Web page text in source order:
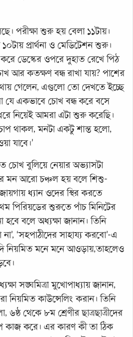
পরীক্ষা শুরু হয় বেলা ১১টায়।
প্রার্থনা ও মেডিটেশন শুরু।
করে ডেস্কের ওপরে দুহাত রেখে পিঠ
আর কতক্ষণ বন্ধ রাখা যায়? পাশের
গেলেন, এগুলো তো দেখতে ইচ্ছে
যে একভাবে চোখ বন্ধ করে বসে
নিয়েই আমরা এটা শুরু করেছি।
থাকল, মনটা একটু শান্ত হলো,
যাবে।’
চোখ বুলিয়ে নেয়ার অভ্যাসটা
মন আরো চঞ্চল হয় বলে শিশু-
ধ্যান ওদের স্থির করতে
পিরিয়ডের শুরুতে পাঁচ মিনিটের
বলে অধ্যক্ষা জানান। তিনি
‘সহপাঠীদের সাহায্য করবো’-এ
নিয়মিত মনে মনে আওড়ায়,তাহলেও
সঙ্ঘমিত্রা মুখোপাধ্যায় জানান,
নিয়মিত কাউন্সেলিং করান। তিনি
থেকে ৮ম শ্রেণীর ছাত্রছাত্রীদের
কাজ করে। এর কারণ কী তা ঠিক